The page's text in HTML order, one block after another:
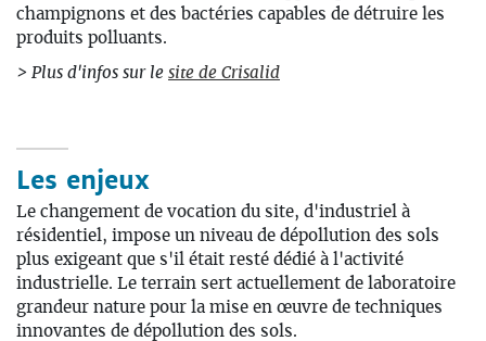
champignons et des bactéries capables de détruire les
produits polluants.
> Plus d'infos sur le site de Crisalid
Les enjeux
Le changement de vocation du site, d'industriel à
résidentiel, impose un niveau de dépollution des sols
plus exigeant que s'il était resté dédié à l'activité
industrielle. Le terrain sert actuellement de laboratoire
grandeur nature pour la mise en œuvre de techniques
innovantes de dépollution des sols.